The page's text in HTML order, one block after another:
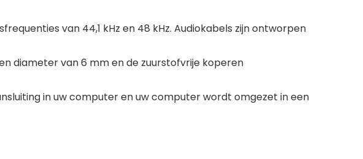
van 44,1 kHz en 48 kHz. Audiokabels zijn ontworpen
diameter van 6 mm en de zuurstofvrije koperen
in uw computer en uw computer wordt omgezet in een